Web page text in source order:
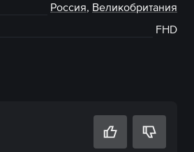
Россия, Великобритания
FHD